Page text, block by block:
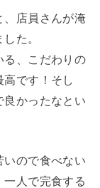
、店員さんが淹
た。
る、こだわりの
です！そし
良かったなとい
いので食べない
人で完食する